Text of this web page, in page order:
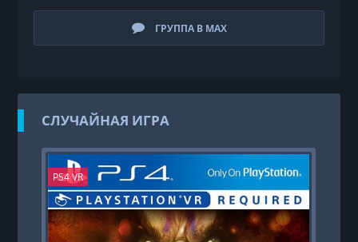
ГРУППА В MAX
СЛУЧАЙНАЯ ИГРА
PS4 VR